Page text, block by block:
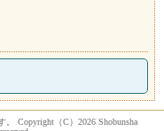
Copyright（C）2026 Shobunsha